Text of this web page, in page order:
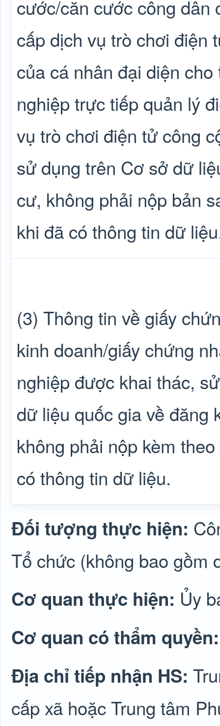
cước/căn cước công dân
cấp dịch vụ trò chơi điện
của cá nhân đại diện
nghiệp trực tiếp quản lý
vụ trò chơi điện tử công
sử dụng trên Cơ sở dữ
cư, không phải nộp bản
khi đã có thông tin dữ
(3) Thông tin về giấy
kinh doanh/giấy chứng
nghiệp được khai thác,
dữ liệu quốc gia về đăng
không phải nộp kèm
có thông tin dữ liệu.
Đối tượng thực hiện:
Tổ chức (không bao gồm
Cơ quan thực hiện: Ủy
Cơ quan có thẩm
Địa chỉ tiếp nhận HS:
cấp xã hoặc Trung tâm